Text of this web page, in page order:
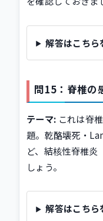
解答はこちら
問15：脊椎の
テーマ: これは脊
題。乾酪壊死・
ど、結核性脊椎
しょう。
解答はこちら